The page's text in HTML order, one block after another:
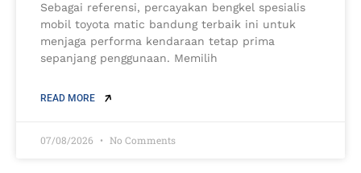
Sebagai referensi, percayakan bengkel spesialis
mobil toyota matic bandung terbaik ini untuk
menjaga performa kendaraan tetap prima
sepanjang penggunaan. Memilih
READ MORE
07/08/2026 No Comments